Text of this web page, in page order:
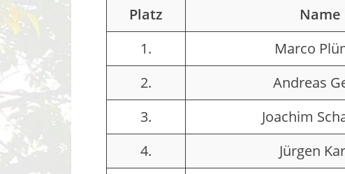
Platz
Name
1.
Marco
2.
Andreas
3.
Joachim
4.
Jürgen